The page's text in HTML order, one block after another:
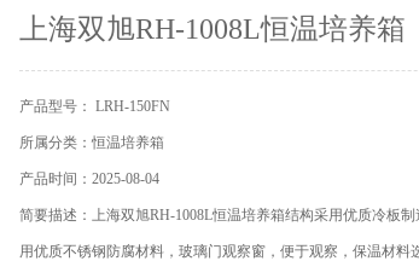
上海双旭RH-1008L恒温培养箱
产品型号： LRH-150FN
所属分类：恒温培养箱
产品时间：2025-08-04
简要描述：上海双旭RH-1008L恒温培养箱结构采用优质冷板
用优质不锈钢防腐材料，玻璃门观察窗，便于观察，保温材料